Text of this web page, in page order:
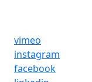
vimeo
instagram
facebook